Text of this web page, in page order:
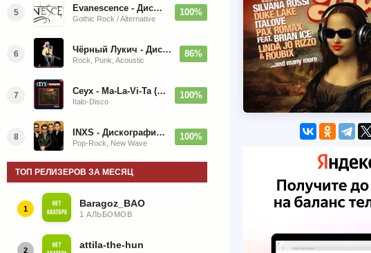
5 Evanescence - Дискография (1998-2026)
Gothic Rock / Alternative
100%
6 Чёрный Лукич - Дискография (1987-2014)
Rock, Punk, Acoustic
86%
7 Ceyx - Ma-La-Vi-Ta (12'' Maxi-Single)
Italo-Disco
100%
8 INXS - Дискография (1981-2004)
Pop-Rock, New Wave
100%
ТОП РЕЛИЗЕРОВ ЗА МЕСЯЦ
1 Baragoz_BAO
1 АЛЬБОМОВ
2 attila-the-hun